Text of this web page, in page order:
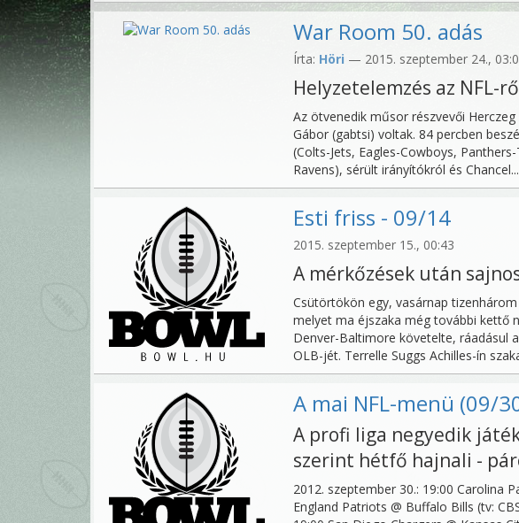
War Room 50. adás
Írta: Höri — 2015. szeptember 24.,
Helyzetelemzés az NFL-
Az ötvenedik műsor részvevői
Gábor (gabtsi) voltak. 84 percben
(Colts-Jets, Eagles-Cowboys,
Ravens), sérült irányítókról és Chancel...
Esti friss - 09/14
2015. szeptember 15., 00:43
A mérkőzések után
Csütörtökön egy, vasárnap
melyet ma éjszaka még további kettő
Denver-Baltimore követelte, ráadásul
OLB-jét. Terrelle Suggs Achilles-ín
A mai NFL-menü (09/
A profi liga negyedik
szerint hétfő hajnali -
2012. szeptember 30.: 19:00 Carolina
England Patriots @ Buffalo Bills (tv: